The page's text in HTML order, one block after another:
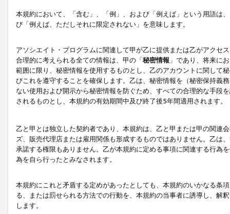
本規約において、「含む」、「例」、および「例えば」という用語は
び「例えば、ただしそれに限定されない」を意味します。
アソシエイト・プログラムに関連して甲が乙に提供または乙がアクセ
合理的に考えられる全ての情報は、甲の「秘密情報 」であり、将来に
範囲に限り、秘密情報を使用するものとし、乙のアカウントに関して
びこれを遵守することを確保します。乙は、秘密情報を（秘密保持義
ない使用および開示から秘密情報を防ぐため、すべての合理的な手段
されるものとし、本規約の有効期間中及び終了後5年間適用されます。
乙と甲とは独立した契約者であり、本規約は、乙と甲または甲の関連
ズ、販売代理店または雇用関係も形成するものではありません。乙は
承諾する権限もありません。乙が本規約に定める事項に関連する行為
為を自ら行ったとみなされます。
本規約にこれと矛盾する定めがあったとしても、本規約のいかなる条
る、または罰せられる方法での行動を、本規約の当事者に誘導し、解
します。